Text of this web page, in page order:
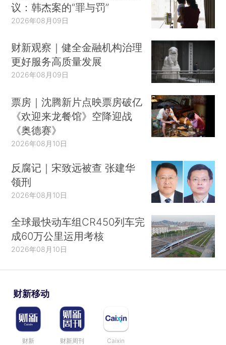
议：韩杰案的“罪与罚”
2026年08月09日
财新观察｜健全金融机构治理
更好服务高质量发展
2026年08月09日
票房｜沈腾新片点映票房破亿
《欢迎来龙餐馆》空降迎战
《奥德赛》
2026年08月10日
反腐记｜宋致远被查 张建华
领刑
2026年08月10日
全球最快动车组CR450列车完
成60万公里运用考核
2026年08月10日
财新移动
财新 财新周刊 Caixin